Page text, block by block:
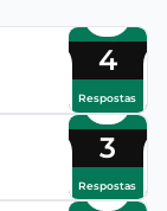
4
Respostas
3
Respostas